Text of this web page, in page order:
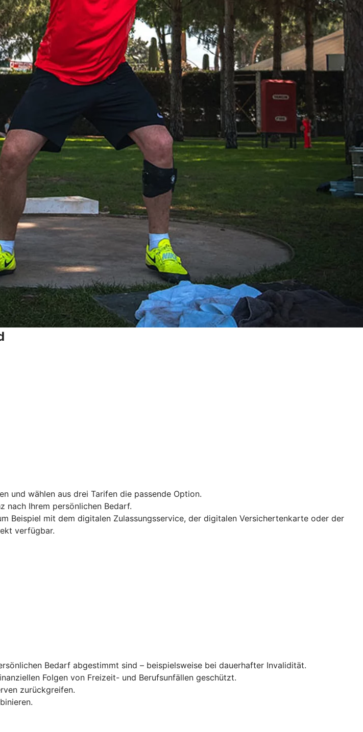
und wählen aus drei Tarifen die passende Option.
nach Ihrem persönlichen Bedarf.
Beispiel mit dem digitalen Zulassungsservice, der digitalen Versichertenkarte oder der
verfügbar.
Bedarf abgestimmt sind – beispielsweise bei dauerhafter Invalidität.
Folgen von Freizeit- und Berufsunfällen geschützt.
zurückgreifen.